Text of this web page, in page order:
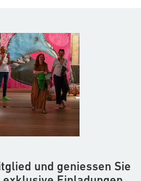
und geniessen Sie